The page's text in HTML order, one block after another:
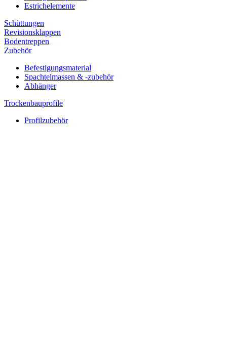
Estrichelemente
Schüttungen
Revisionsklappen
Bodentreppen
Zubehör
Befestigungsmaterial
Spachtelmassen & -zubehör
Abhänger
Trockenbauprofile
Profilzubehör